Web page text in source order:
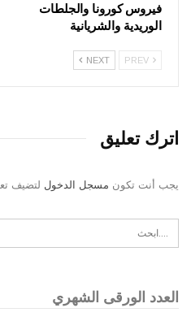
فيروس كورونا والجلطات
الوريدية والشريانية
NEXT
اترك تعليق
يجب أنت تكون مسجل الدخول لتضيف
العدد الورقى الشهري